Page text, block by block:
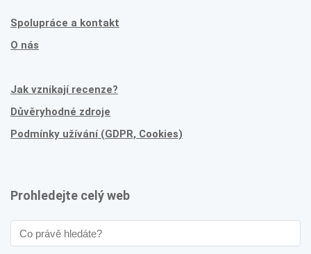
Spolupráce a kontakt
O nás
Jak vznikají recenze?
Důvěryhodné zdroje
Podmínky užívání (GDPR, Cookies)
Prohledejte celý web